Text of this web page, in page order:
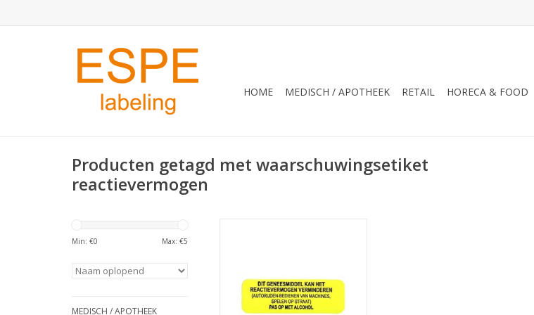
HOME MEDISCH / APOTHEEK RETAIL HORECA & FOOD
Producten getagd met waarschuwingsetiket
reactievermogen
Min: €0 Max: €5
MEDISCH / APOTHEEK